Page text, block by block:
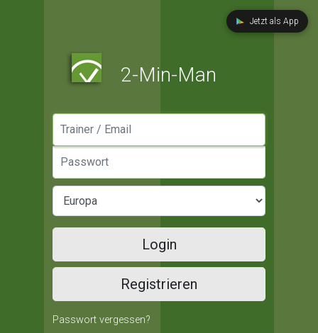
Jetzt als App
2-Min-Man
Login
Registrieren
Passwort vergessen?